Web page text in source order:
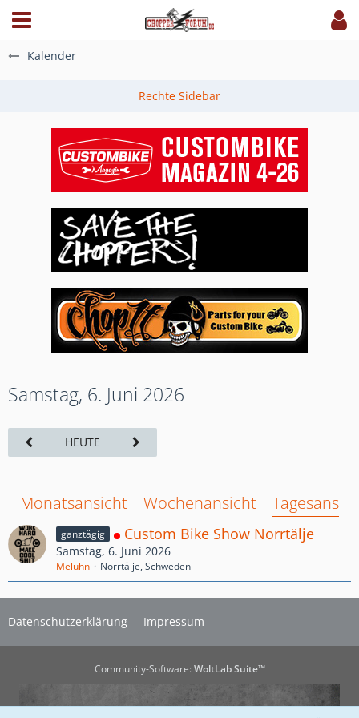
Kalender
Samstag, 6. Juni 2026
HEUTE
Monatsansicht Wochenansicht
ganztägig Custom Bike Show Norrtälje
Samstag, 6. Juni 2026
Meluhn Norrtälje, Schweden
Datenschutzerklärung Impressum
Community-Software: WoltLab Suite™